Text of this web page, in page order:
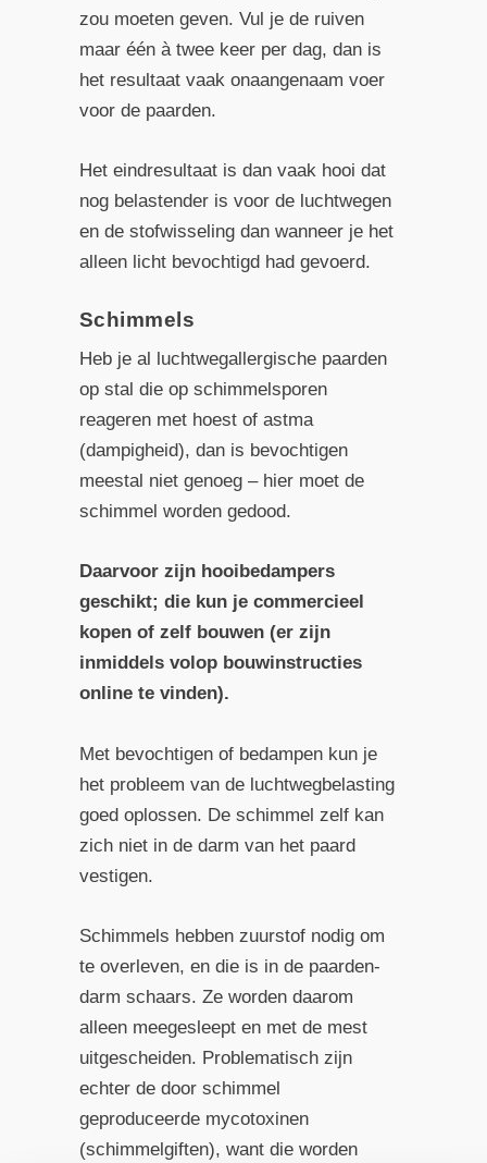
zou moeten geven. Vul je de ruiven
maar één à twee keer per dag, dan is
het resultaat vaak onaangenaam voer
voor de paarden.
Het eindresultaat is dan vaak hooi dat
nog belastender is voor de luchtwegen
en de stofwisseling dan wanneer je het
alleen licht bevochtigd had gevoerd.
Schimmels
Heb je al luchtwegallergische paarden
op stal die op schimmelsporen
reageren met hoest of astma
(dampigheid), dan is bevochtigen
meestal niet genoeg – hier moet de
schimmel worden gedood.
Daarvoor zijn hooibedampers
geschikt; die kun je commercieel
kopen of zelf bouwen (er zijn
inmiddels volop bouwinstructies
online te vinden).
Met bevochtigen of bedampen kun je
het probleem van de luchtwegbelasting
goed oplossen. De schimmel zelf kan
zich niet in de darm van het paard
vestigen.
Schimmels hebben zuurstof nodig om
te overleven, en die is in de paarden­
darm schaars. Ze worden daarom
alleen meegesleept en met de mest
uitgescheiden. Problematisch zijn
echter de door schimmel
geproduceerde mycotoxinen
(schimmelgiften), want die worden